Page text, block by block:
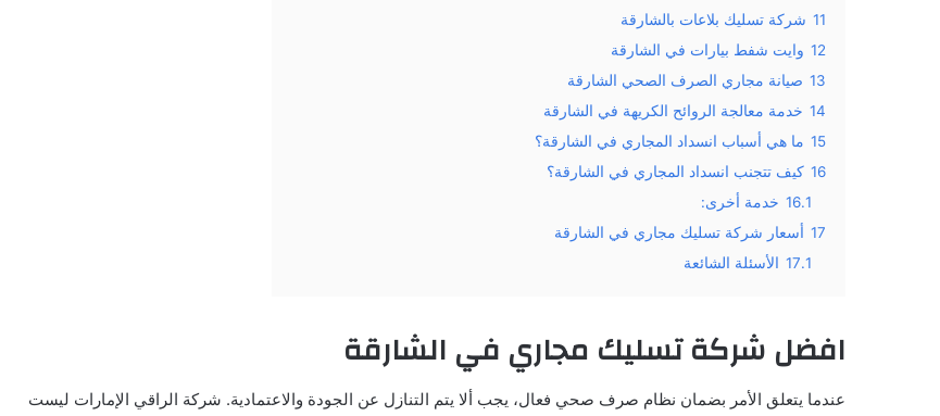
11 شركة تسليك بلاعات بالشارقة
12 وايت شفط بيارات في الشارقة
13 صيانة مجاري الصرف الصحي الشارقة
14 خدمة معالجة الروائح الكريهة في الشارقة
15 ما هي أسباب انسداد المجاري في الشارقة؟
16 كيف تتجنب انسداد المجاري في الشارقة؟
16.1 خدمة أخرى:
17 أسعار شركة تسليك مجاري في الشارقة
17.1 الأسئلة الشائعة
افضل شركة تسليك مجاري في الشارقة
عندما يتعلق الأمر بضمان نظام صرف صحي فعال، يجب ألا يتم التنازل عن الجودة والاعتمادية. شركة الراقي الإمارات ليست